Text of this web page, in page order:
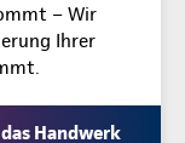
– Wir
Ihrer
Handwerk